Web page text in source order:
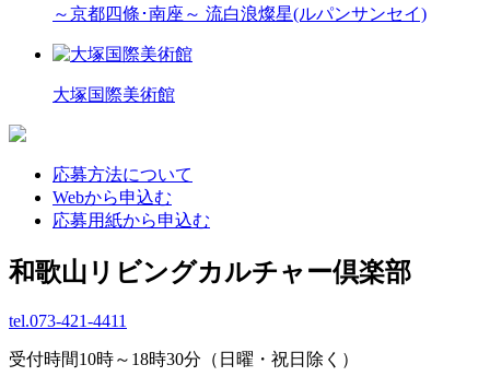
～京都四條･南座～ 流白浪燦星(ルパンサンセイ)
大塚国際美術館
応募方法について
Webから申込む
応募用紙から申込む
和歌山リビングカルチャー倶楽部
tel.073-421-4411
受付時間10時～18時30分（日曜・祝日除く）